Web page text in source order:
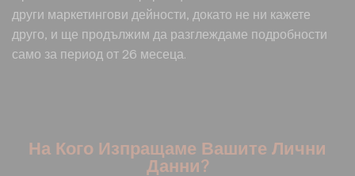
други маркетингови дейности, докато не ни кажете
друго, и ще продължим да разглеждаме подробности
само за период от 26 месеца.
На Кого Изпращаме Вашите Лични
Данни?